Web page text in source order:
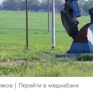
Перейти в медиабанк